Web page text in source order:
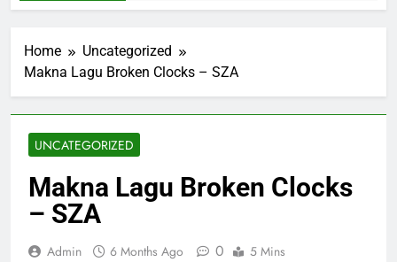
Home
Uncategorized
Makna Lagu Broken Clocks – SZA
UNCATEGORIZED
Makna Lagu Broken Clocks
– SZA
Admin 6 Months Ago 0 5 Mins